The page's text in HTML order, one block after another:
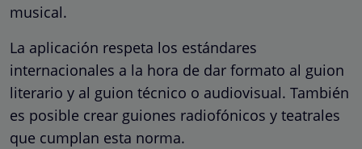
musical.
La aplicación respeta los estándares
internacionales a la hora de dar formato al guion
literario y al guion técnico o audiovisual. También
es posible crear guiones radiofónicos y teatrales
que cumplan esta norma.